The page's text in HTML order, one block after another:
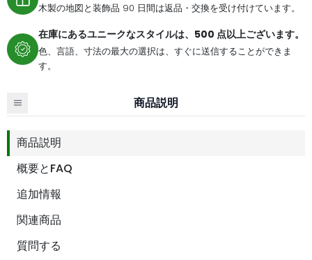
木製の地図と装飾品 90 日間は返品・交換を受け付けています。
在庫にあるユニークなスタイルは、500 点以上ございます。
色、言語、寸法の最大の選択は、すぐに送信することができま
す。
商品説明
商品説明
概要とFAQ
追加情報
関連商品
質問する